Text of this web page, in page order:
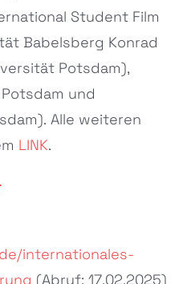
Student Film
Babelsberg Konrad
Potsdam),
und
Alle weiteren
LINK.
internationales-
(Abruf: 17.02.2025)